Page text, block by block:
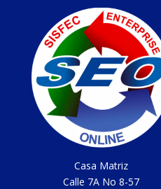
Casa Matriz
Calle 7A No 8-57